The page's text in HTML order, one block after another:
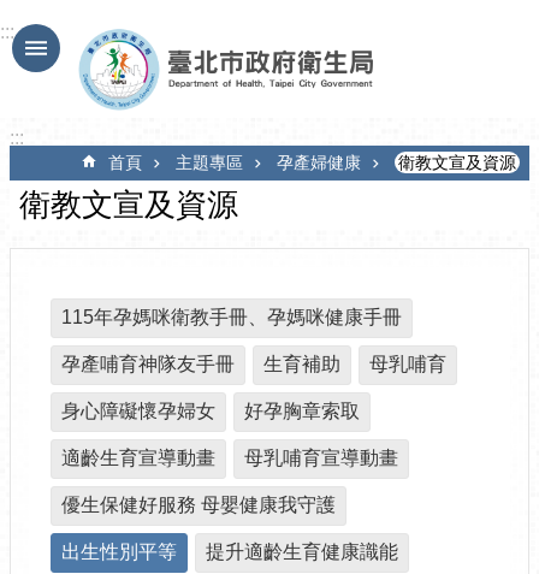
跳到主要內容區塊
:::
:::
首頁 主題專區 孕產婦健康 衛教文宣及資源
衛教文宣及資源
115年孕媽咪衛教手冊、孕媽咪健康手冊
孕產哺育神隊友手冊 生育補助 母乳哺育
身心障礙懷孕婦女 好孕胸章索取
適齡生育宣導動畫 母乳哺育宣導動畫
優生保健好服務 母嬰健康我守護
出生性別平等 提升適齡生育健康識能